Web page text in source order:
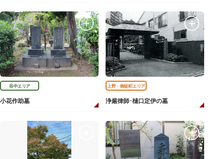
谷中エリア
小花作助墓
上野・御徒町エリア
浄厳律師･樋口定伊の墓